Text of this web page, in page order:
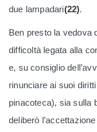
due lampadari(22).
Ben presto la vedova
difficoltà legata alla
e, su consiglio
rinunciare ai suoi
pinacoteca), sia sulla
deliberò